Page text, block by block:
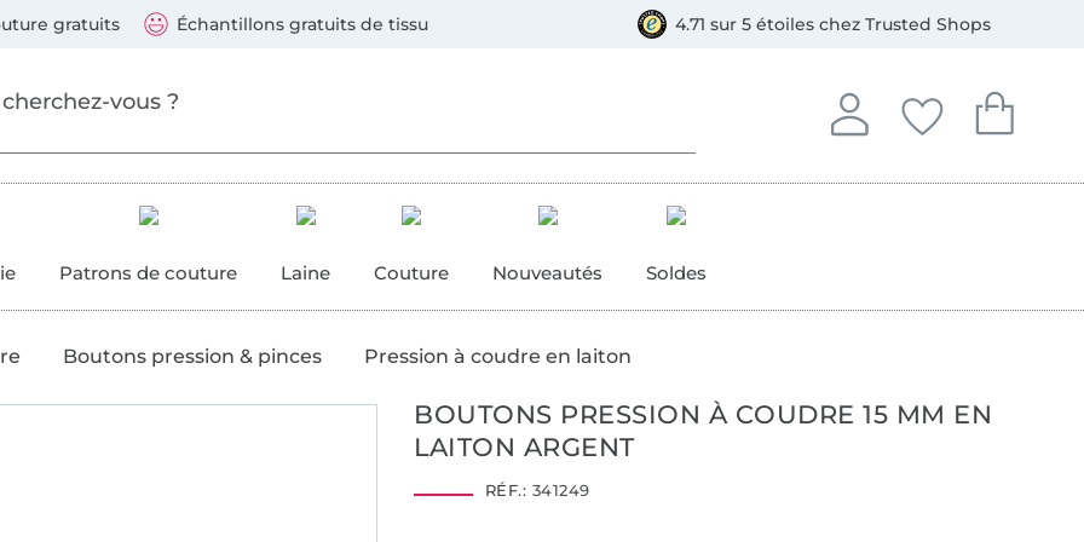
gratuits Échantillons gratuits de tissu 4.71 sur 5 étoiles chez Trusted Shops
Se connecter
Se connecter à votre
Mes favoris
Vous avez
Mon
Vous avez
Patrons de couture Laine Couture Nouveautés Soldes
Boutons pression & pinces Pression à coudre en laiton
BOUTONS PRESSION À COUDRE 15 MM EN
LAITON ARGENT
RÉF.: 341249
suivants : Visa, Mastercard, Carte bleue, PayPal, Virement, Bancontact